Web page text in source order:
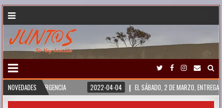
NOVEDADES
EMERGENCIA 2022-04-04 EL SÁBADO, 2 DE MARZO, ENTREGAMOS UN